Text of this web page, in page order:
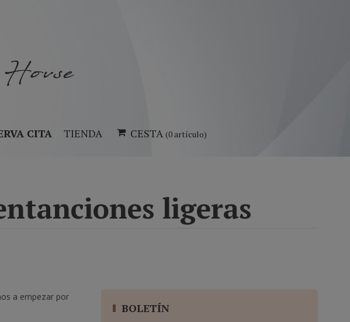
CITA TIENDA CESTA (0 artículo)
ligeras
a empezar por
BOLETÍN